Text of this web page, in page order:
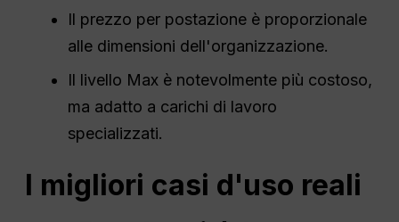
Il prezzo per postazione è proporzionale
alle dimensioni dell'organizzazione.
Il livello Max è notevolmente più costoso,
ma adatto a carichi di lavoro
specializzati.
I migliori casi d'uso reali